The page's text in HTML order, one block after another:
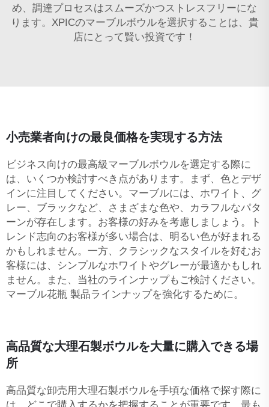
め、調達プロセスはスムーズかつストレスフリーにな
ります。XPICのマーブルボウルを選択することは、貴
店にとって賢い投資です！
小売業者向けの最良価格を実現する方法
ビジネス向けの最高級マーブルボウルを選定する際に
は、いくつか検討すべき点があります。まず、色とデザ
インに注目してください。マーブルには、ホワイト、グ
レー、ブラックなど、さまざまな色や、カラフルなパタ
ーンが存在します。お客様の好みを考慮しましょう。ト
レンド志向のお客様が多い場合は、明るい色が好まれる
かもしれません。一方、クラシックなスタイルを好むお
客様には、シンプルなホワイトやグレーが最適かもしれ
ません。また、当社のラインナップもご検討ください。
マーブル花瓶 製品ラインナップを強化するために。
高品質な大理石製ボウルを大量に購入できる場
所
高品質な卸売用大理石製ボウルを手頃な価格で探す際に